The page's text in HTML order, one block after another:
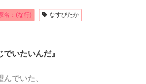
名：(な行) なすびたか
でいたいんだ』
でいた、